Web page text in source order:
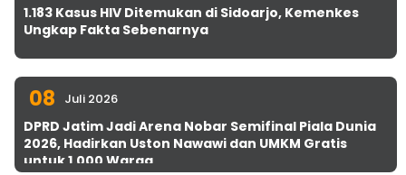
1.183 Kasus HIV Ditemukan di Sidoarjo, Kemenkes
Ungkap Fakta Sebenarnya
08 Juli 2026
DPRD Jatim Jadi Arena Nobar Semifinal Piala Dunia
2026, Hadirkan Uston Nawawi dan UMKM Gratis
untuk 1.000 Warga